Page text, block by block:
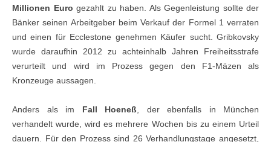
Millionen Euro gezahlt zu haben. Als Gegenleistung sollte der
Bänker seinen Arbeitgeber beim Verkauf der Formel 1 verraten
und einen für Ecclestone genehmen Käufer sucht. Gribkovsky
wurde daraufhin 2012 zu achteinhalb Jahren Freiheitsstrafe
verurteilt und wird im Prozess gegen den F1-Mäzen als
Kronzeuge aussagen.
Anders als im Fall Hoeneß , der ebenfalls in München
verhandelt wurde, wird es mehrere Wochen bis zu einem Urteil
dauern. Für den Prozess sind 26 Verhandlungstage angesetzt,